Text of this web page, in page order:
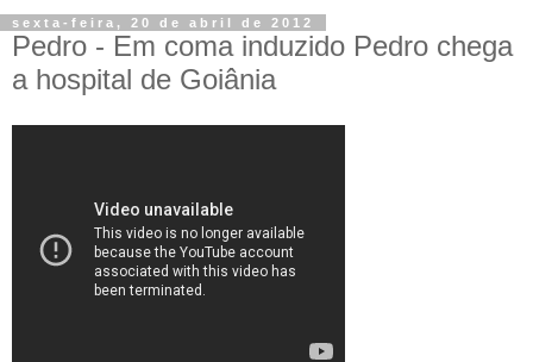
sexta-feira, 20 de abril de 2012
Pedro - Em coma induzido Pedro chega
a hospital de Goiânia